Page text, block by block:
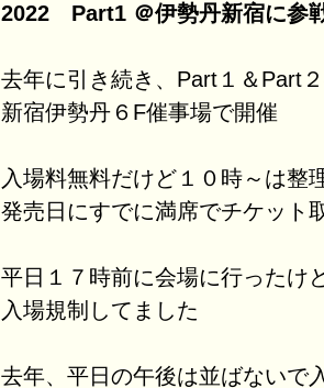
2022 Part1 ＠伊勢丹新宿に参
去年に引き続き、Part１＆Part
新宿伊勢丹６F催事場で開催
入場料無料だけど１０時～は整
発売日にすでに満席でチケット
平日１７時前に会場に行ったけ
入場規制してました
去年、平日の午後は並ばないで